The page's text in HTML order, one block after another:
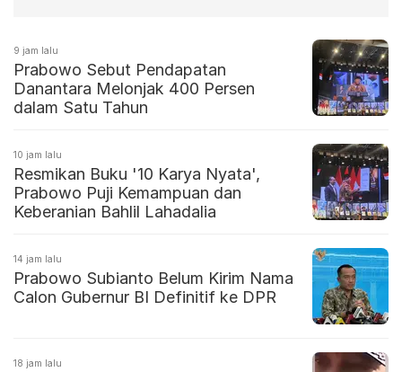
9 jam lalu
Prabowo Sebut Pendapatan
Danantara Melonjak 400 Persen
dalam Satu Tahun
10 jam lalu
Resmikan Buku '10 Karya Nyata',
Prabowo Puji Kemampuan dan
Keberanian Bahlil Lahadalia
14 jam lalu
Prabowo Subianto Belum Kirim Nama
Calon Gubernur BI Definitif ke DPR
18 jam lalu